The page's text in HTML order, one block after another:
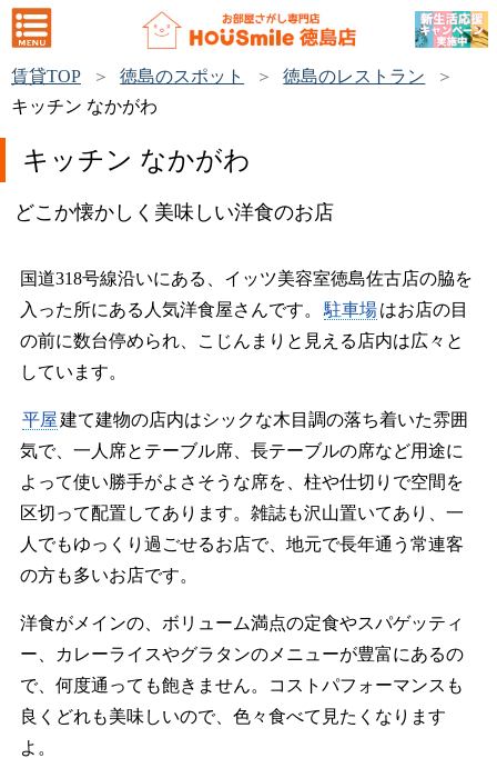
賃貸TOP 徳島のスポット
徳島のレストラン
キッチン なかがわ
キッチン なかがわ
どこか懐かしく美味しい洋食のお店
国道318号線沿いにある、イッツ美容室徳島佐古店の脇を
入った所にある人気洋食屋さんです。
駐車場はお店の目
の前に数台停められ、こじんまりと見える店内は広々と
しています。
平屋建て建物の店内はシックな木目調の落ち着いた雰囲
気で、一人席とテーブル席、長テーブルの席など用途に
よって使い勝手がよさそうな席を、柱や仕切りで空間を
区切って配置してあります。雑誌も沢山置いてあり、一
人でもゆっくり過ごせるお店で、地元で長年通う常連客
の方も多いお店です。
洋食がメインの、ボリューム満点の定食やスパゲッティ
ー、カレーライスやグラタンのメニューが豊富にあるの
で、何度通っても飽きません。コストパフォーマンスも
良くどれも美味しいので、色々食べて見たくなります
よ。